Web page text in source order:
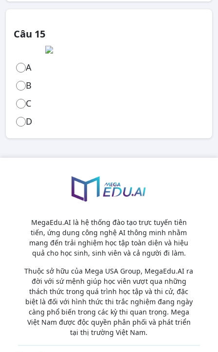
Câu 15
A
B
C
D
MegaEdu.AI là hệ thống đào tạo trực tuyến tiên
tiến, ứng dụng công nghệ AI thông minh nhằm
mang đến trải nghiệm học tập toàn diện và hiệu
quả cho học sinh, sinh viên và cả người đi làm.
Thuộc sở hữu của Mega USA Group, MegaEdu.AI ra
đời với sứ mệnh giúp học viên vượt qua những
thách thức trong quá trình học tập và thi cử, đặc
biệt là đối với hình thức thi trắc nghiệm đang ngày
càng phổ biến trong các kỳ thi quan trọng. Mega
Việt Nam được độc quyền phân phối và phát triển
tại thị trường Việt Nam.